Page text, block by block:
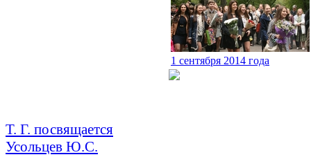
1 сентября 2014 года
Т. Г. посвящается
Усольцев Ю.С.